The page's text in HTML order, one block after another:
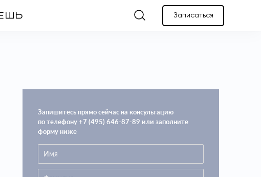
Записаться
Запишитесь прямо сейчас на консультацию
по телефону +7 (495) 646-87-89 или заполните
форму ниже